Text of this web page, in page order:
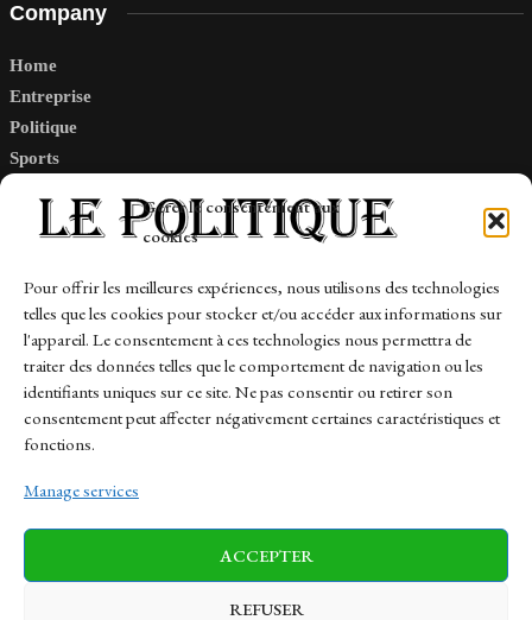
Gérer le consentement aux
cookies
Pour offrir les meilleures expériences, nous utilisons des technologies
telles que les cookies pour stocker et/ou accéder aux informations sur
l'appareil. Le consentement à ces technologies nous permettra de
traiter des données telles que le comportement de navigation ou les
identifiants uniques sur ce site. Ne pas consentir ou retirer son
consentement peut affecter négativement certaines caractéristiques et
fonctions.
Manage services
ACCEPTER
REFUSER
Company
Home
Entreprise
Politique
Sports
Links
Contact
Sitemap
News Finance-Marches Politics
Business Tech Health Sports Travel